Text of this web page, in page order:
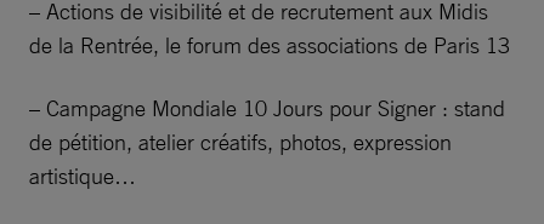
– Actions de visibilité et de recrutement aux Midis
de la Rentrée, le forum des associations de Paris 13
– Campagne Mondiale 10 Jours pour Signer : stand
de pétition, atelier créatifs, photos, expression
artistique…